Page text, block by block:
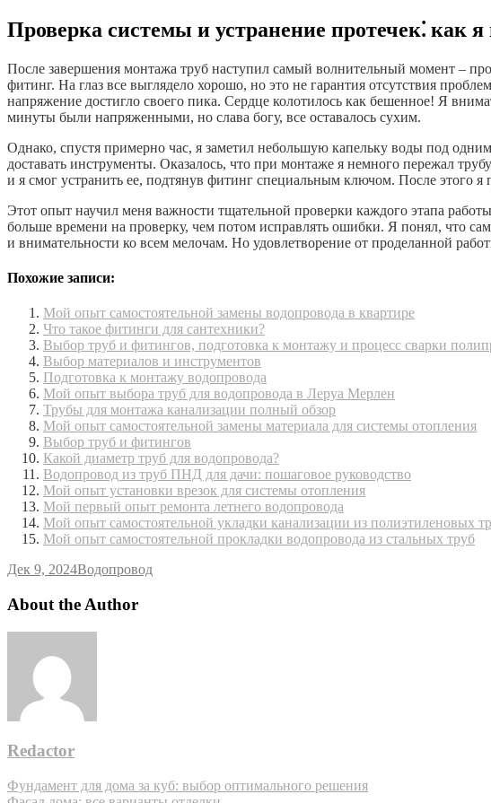
Проверка системы и устранение протечек⁚ как
После завершения монтажа труб наступил самый волнительный момент –
фитинг. На глаз все выглядело хорошо, но это не гарантия отсутствия
напряжение достигло своего пика. Сердце колотилось как бешенное! Я
минуты были напряженными, но слава богу, все оставалось сухим.
Однако, спустя примерно час, я заметил небольшую капельку воды под
доставать инструменты. Оказалось, что при монтаже я немного пережал
и я смог устранить ее, подтянув фитинг специальным ключом. После этого
Этот опыт научил меня важности тщательной проверки каждого этапа
больше времени на проверку, чем потом исправлять ошибки. Я понял, что
и внимательности ко всем мелочам. Но удовлетворение от проделанной
Похожие записи:
Мой опыт самостоятельной замены водопровода в квартире
Что такое фитинги для сантехники?
Выбор труб и фитингов, подготовка к монтажу и процесс сварки
Выбор материалов и инструментов
Подготовка к монтажу водопровода
Мой опыт выбора труб для водопровода в Леруа Мерлен
Трубы для монтажа канализации полный обзор
Мой опыт самостоятельной замены материала для системы отопления
Выбор труб и фитингов
Какой диаметр труб для водопровода?
Водопровод из труб ПНД для дачи: пошаговое руководство
Мой опыт установки врезок для системы отопления
Мой первый опыт ремонта летнего водопровода
Мой опыт самостоятельной укладки канализации из полиэтиленовых
Мой опыт самостоятельной прокладки водопровода из стальных труб
Дек 9, 2024Водопровод
About the Author
Redactor
Навигация
Фундамент для дома за куб: выбор оптимального решения